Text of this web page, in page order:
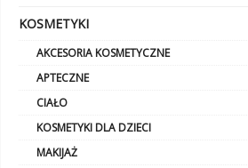
KOSMETYKI
AKCESORIA KOSMETYCZNE
APTECZNE
CIAŁO
KOSMETYKI DLA DZIECI
MAKIJAŻ